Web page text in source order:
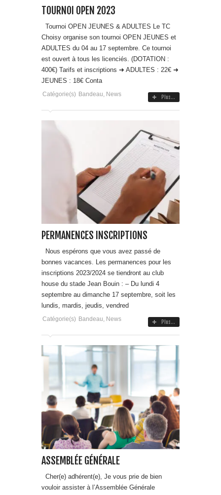
TOURNOI OPEN 2023
Tournoi OPEN JEUNES & ADULTES Le TC
Choisy organise son tournoi OPEN JEUNES et
ADULTES du 04 au 17 septembre. Ce tournoi
est ouvert à tous les licenciés. (DOTATION :
400€) Tarifs et inscriptions ➜ ADULTES : 22€ ➜
JEUNES : 18€ Conta
Catégorie(s) Bandeau, News Plus...
PERMANENCES INSCRIPTIONS
Nous espérons que vous avez passé de
bonnes vacances. Les permanences pour les
inscriptions 2023/2024 se tiendront au club
house du stade Jean Bouin : – Du lundi 4
septembre au dimanche 17 septembre, soit les
lundis, mardis, jeudis, vendred
Catégorie(s) Bandeau, News Plus...
ASSEMBLÉE GÉNÉRALE
Cher(e) adhérent(e), Je vous prie de bien
vouloir assister à l’Assemblée Générale